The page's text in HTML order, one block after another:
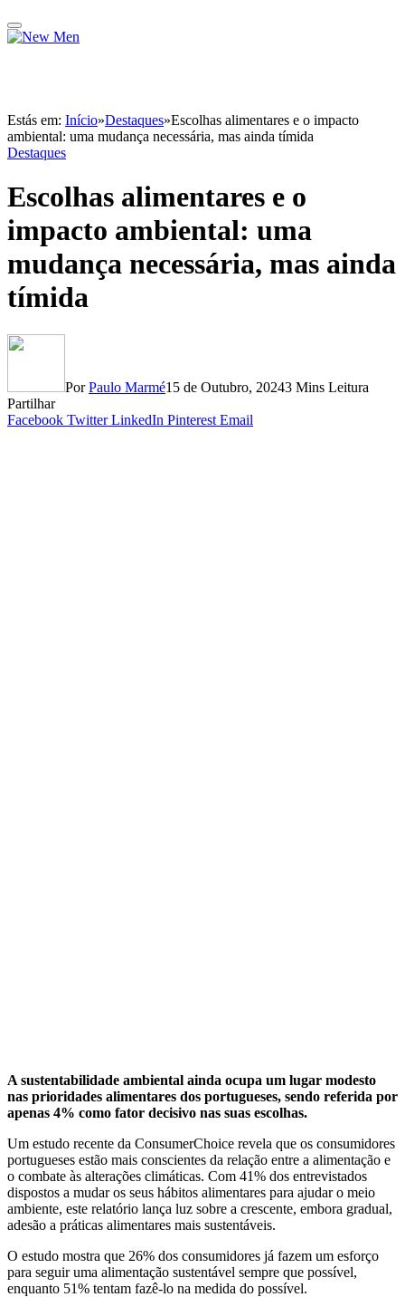
Estás em: Início»Destaques»Escolhas alimentares e o impacto
ambiental: uma mudança necessária, mas ainda tímida
Destaques
Escolhas alimentares e o
impacto ambiental: uma
mudança necessária, mas ainda
tímida
Por Paulo Marmé15 de Outubro, 20243 Mins Leitura
Partilhar
Facebook Twitter LinkedIn Pinterest Email
A sustentabilidade ambiental ainda ocupa um lugar modesto
nas prioridades alimentares dos portugueses, sendo referida por
apenas 4% como fator decisivo nas suas escolhas.
Um estudo recente da ConsumerChoice revela que os consumidores
portugueses estão mais conscientes da relação entre a alimentação e
o combate às alterações climáticas. Com 41% dos entrevistados
dispostos a mudar os seus hábitos alimentares para ajudar o meio
ambiente, este relatório lança luz sobre a crescente, embora gradual,
adesão a práticas alimentares mais sustentáveis.
O estudo mostra que 26% dos consumidores já fazem um esforço
para seguir uma alimentação sustentável sempre que possível,
enquanto 51% tentam fazê-lo na medida do possível.